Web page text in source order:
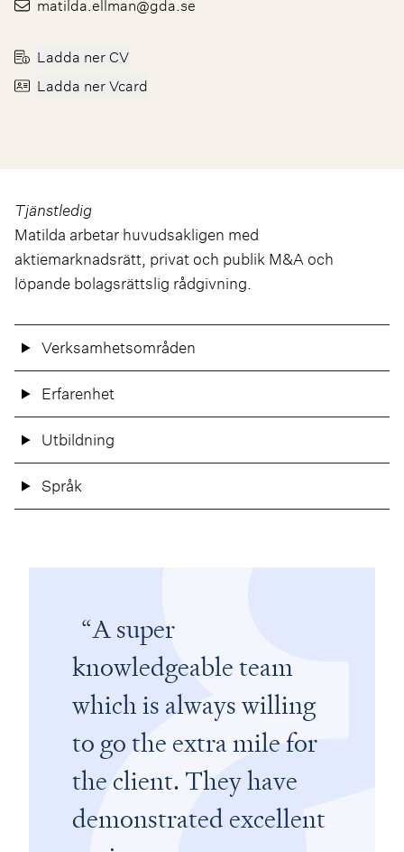
matilda.ellman@gda.se
Ladda ner CV
Ladda ner Vcard
Tjänstledig
Matilda arbetar huvudsakligen med
aktiemarknadsrätt, privat och publik M&A och
löpande bolagsrättslig rådgivning.
Verksamhetsområden
Erfarenhet
Utbildning
Språk
A super
knowledgeable team
which is always willing
to go the extra mile for
the client. They have
demonstrated excellent